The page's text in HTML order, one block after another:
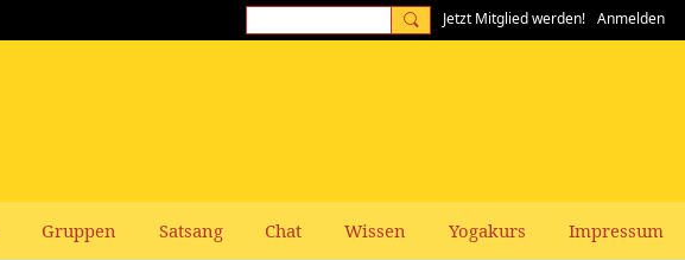
Jetzt Mitglied werden! Anmelden
Gruppen Satsang Chat Wissen Yogakurs Impressum